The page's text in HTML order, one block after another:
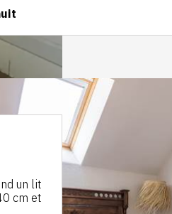
un lit
cm et